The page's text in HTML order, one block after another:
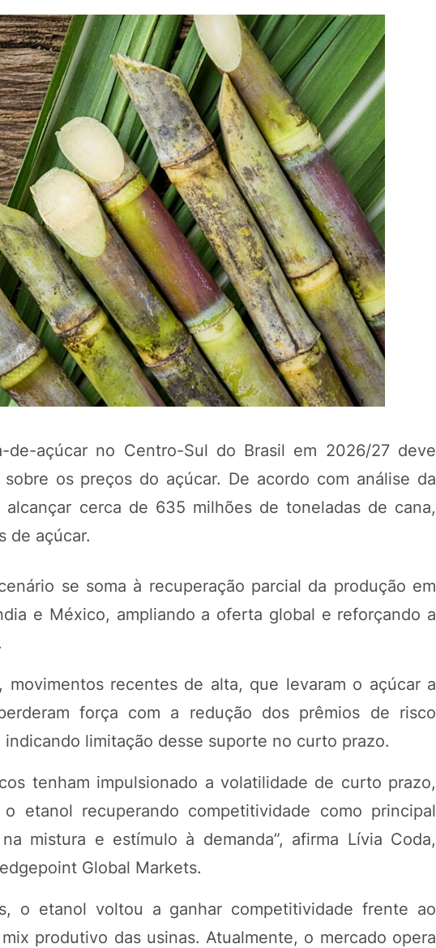
açúcar no Centro-Sul do Brasil em 2026/27 deve
os preços do açúcar. De acordo com análise da
cerca de 635 milhões de toneladas de cana,
de açúcar.
se soma à recuperação parcial da produção em
e México, ampliando a oferta global e reforçando a
recentes de alta, que levaram o açúcar a
força com a redução dos prêmios de risco
limitação desse suporte no curto prazo.
tenham impulsionado a volatilidade de curto prazo,
etanol recuperando competitividade como principal
mistura e estímulo à demanda”, afirma Lívia Coda,
Global Markets.
o etanol voltou a ganhar competitividade frente ao
produtivo das usinas. Atualmente, o mercado opera
POTOSÍ Fertilizante Líquido
Orgânico 250ml